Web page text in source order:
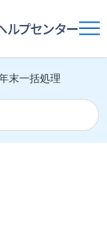
末一括処理